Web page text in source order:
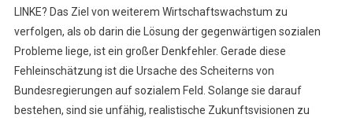
LINKE? Das Ziel von weiterem Wirtschaftswachstum zu
verfolgen, als ob darin die Lösung der gegenwärtigen sozialen
Probleme liege, ist ein großer Denkfehler. Gerade diese
Fehleinschätzung ist die Ursache des Scheiterns von
Bundesregierungen auf sozialem Feld. Solange sie darauf
bestehen, sind sie unfähig, realistische Zukunftsvisionen zu